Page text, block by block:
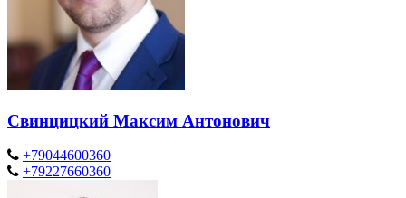
Свинцицкий Максим Антонович
+79044600360
+79227660360